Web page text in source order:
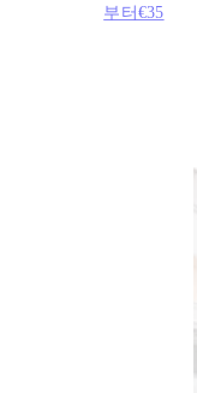
부터€35